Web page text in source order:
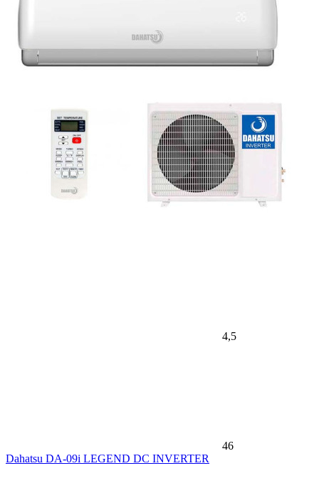
4,5
46
Dahatsu DA-09i LEGEND DC INVERTER